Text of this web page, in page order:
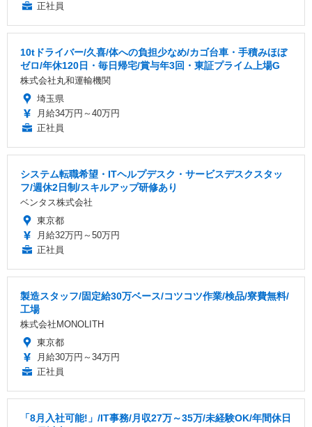
正社員
10tドライバー/久喜/体への負担少なめ/カゴ台車・手積みほぼ
ゼロ/年休120日・毎日帰宅/賞与年3回・東証プライム上場G
株式会社丸和運輸機関
埼玉県
月給34万円～40万円
正社員
システム転職希望・ITヘルプデスク・サービスデスクスタッ
フ/週休2日制/スキルアップ研修あり
ベンタス株式会社
東京都
月給32万円～50万円
正社員
製造スタッフ/固定給30万ベース/コツコツ作業/検品/寮費無料/
工場
株式会社MONOLITH
東京都
月給30万円～34万円
正社員
「8月入社可能!」/IT事務/月収27万～35万/未経験OK/年間休日